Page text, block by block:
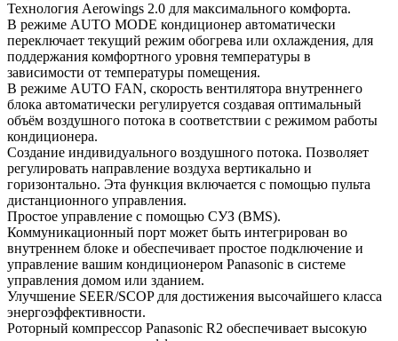
Технология Aerowings 2.0 для максимального комфорта.
В режиме AUTO MODE кондиционер автоматически
переключает текущий режим обогрева или охлаждения, для
поддержания комфортного уровня температуры в
зависимости от температуры помещения.
В режиме AUTO FAN, скорость вентилятора внутреннего
блока автоматически регулируется создавая оптимальный
объём воздушного потока в соответствии с режимом работы
кондиционера.
Создание индивидуального воздушного потока. Позволяет
регулировать направление воздуха вертикально и
горизонтально. Эта функция включается с помощью пульта
дистанционного управления.
Простое управление с помощью СУЗ (BMS).
Коммуникационный порт может быть интегрирован во
внутреннем блоке и обеспечивает простое подключение и
управление вашим кондиционером Panasonic в системе
управления домом или зданием.
Улучшение SEER/SCOP для достижения высочайшего класса
энергоэффективности.
Роторный компрессор Panasonic R2 обеспечивает высокую